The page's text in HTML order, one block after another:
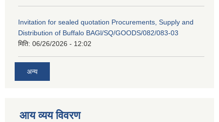
Invitation for sealed quotation Procurements, Supply and
Distribution of Buffalo BAGl/SQ/GOODS/082/083-03
मिति: 06/26/2026 - 12:02
अन्य
आय व्यय विवरण